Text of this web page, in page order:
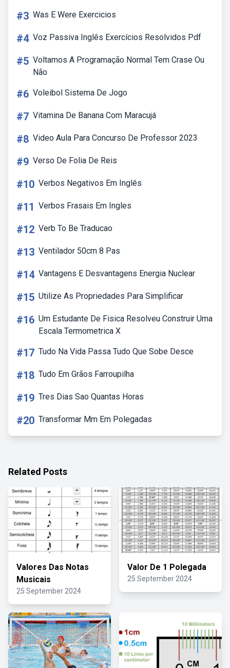
#3 Was E Were Exercicios
#4 Voz Passiva Inglês Exercícios Resolvidos Pdf
#5 Voltamos A Programação Normal Tem Crase Ou
Não
#6 Voleibol Sistema De Jogo
#7 Vitamina De Banana Com Maracujá
#8 Video Aula Para Concurso De Professor 2023
#9 Verso De Folia De Reis
#10 Verbos Negativos Em Inglês
#11 Verbos Frasais Em Ingles
#12 Verb To Be Traducao
#13 Ventilador 50cm 8 Pas
#14 Vantagens E Desvantagens Energia Nuclear
#15 Utilize As Propriedades Para Simplificar
#16 Um Estudante De Fisica Resolveu Construir Uma
Escala Termometrica X
#17 Tudo Na Vida Passa Tudo Que Sobe Desce
#18 Tudo Em Grãos Farroupilha
#19 Tres Dias Sao Quantas Horas
#20 Transformar Mm Em Polegadas
Related Posts
Valores Das Notas
Musicais
25 September 2024
Valor De 1 Polegada
25 September 2024